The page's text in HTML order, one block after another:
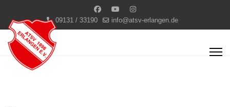
09131 / 33190 info@atsv-erlangen.de